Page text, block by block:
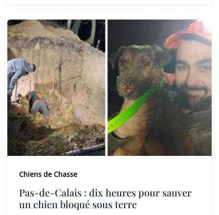
Chiens de Chasse
Pas-de-Calais : dix heures pour sauver
un chien bloqué sous terre